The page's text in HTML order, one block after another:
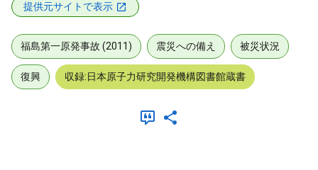
提供元サイトで表示
福島第一原発事故 (2011) 震災への備え 被災状況
復興 収録:日本原子力研究開発機構図書館蔵書